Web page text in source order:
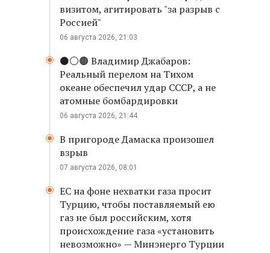
визитом, агитировать "за разрыв с
Россией"
06 августа 2026, 21:03
⚫️⚪️🟤 Владимир Джабаров:
Реальный перелом на Тихом
океане обеспечил удар СССР, а не
атомные бомбардировки
06 августа 2026, 21:44
В пригороде Дамаска произошел
взрыв
07 августа 2026, 08:01
ЕС на фоне нехватки газа просит
Турцию, чтобы поставляемый ею
газ не был российским, хотя
происхождение газа «установить
невозможно» — Минэнерго Турции